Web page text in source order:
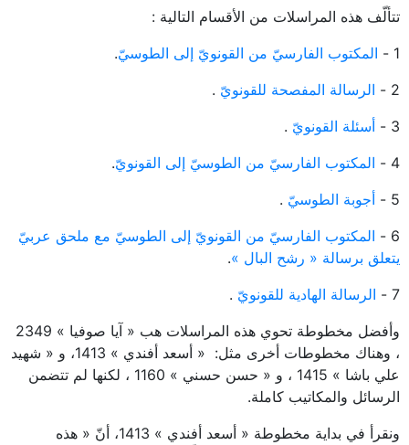
تتألّف هذه المراسلات من الأقسام التالية :
1 -
المكتوب الفارسيّ من القونويّ إلى الطوسيّ.
2 -
الرسالة المفصحة للقونويّ .
3 -
أسئلة القونويّ .
4 -
المكتوب الفارسيّ من الطوسيّ إلى القونويّ.
5 -
أجوبة الطوسيّ .
6 -
المكتوب الفارسيّ من القونويّ إلى الطوسيّ مع ملحق عربيّ
يتعلق برسالة « رشح البال ».
7 -
الرسالة الهادية للقونويّ .
وأفضل مخطوطة تحوي هذه المراسلات هب « آيا صوفيا » 2349
، وهناك مخطوطات أخرى مثل: « أسعد أفندي » 1413، و « شهيد
علي باشا » 1415 ، و « حسن حسني » 1160 ، لكنها لم تتضمن
الرسائل والمكاتيب كاملة.
ونقرأ في بداية مخطوطة « أسعد أفندي » 1413، أنّ « هذه